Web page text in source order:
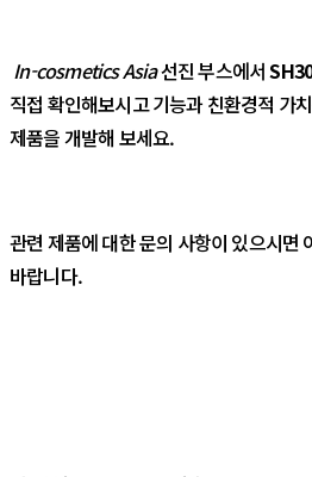
In-cosmetics Asia선진 부스에서
직접 확인해보시고 기능과 친환경적 가
제품을 개발해 보세요.
관련 제품에 대한 문의 사항이 있으시면
바랍니다.